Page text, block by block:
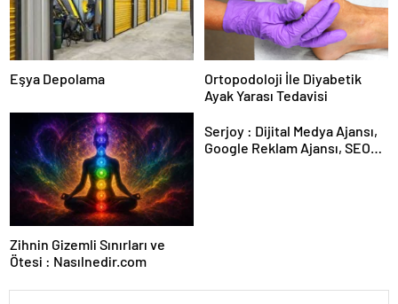
Eşya Depolama
Ortopodoloji İle Diyabetik
Ayak Yarası Tedavisi
Zihnin Gizemli Sınırları ve
Ötesi : Nasılnedir.com
Serjoy : Dijital Medya Ajansı,
Google Reklam Ajansı, SEO